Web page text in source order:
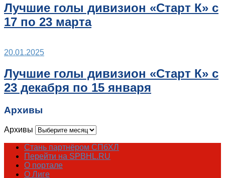
Лучшие голы дивизион «Старт К» с
17 по 23 марта
20.01.2025
Лучшие голы дивизион «Старт К» с
23 декабря по 15 января
Архивы
Архивы
Стань партнёром СПбХЛ
Перейти на SPBHL.RU
О портале
О Лиге